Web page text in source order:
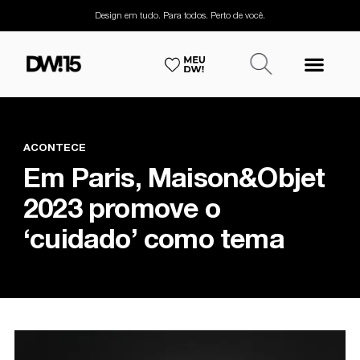
Design em tudo. Para todos. Perto de você.
ACONTECE
Em Paris, Maison&Objet
2023 promove o
‘cuidado’ como tema